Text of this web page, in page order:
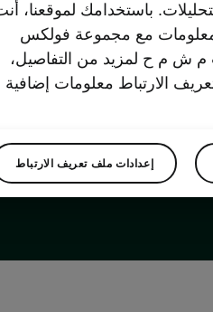
شكودا أوتو الشركة
الإرث
علامة شكودا
الشؤون القانونية
باستخدامك لموقعنا،
مع مجموعة فولكس
ش م ح لمزيد من التفاصيل،
الارتباط معلومات إضافية
إعدادات ملف تعريف الارتباط